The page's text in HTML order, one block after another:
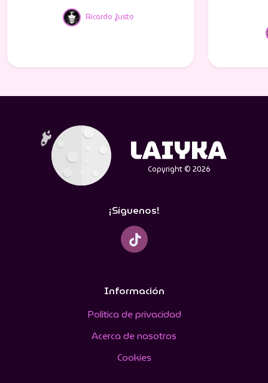
Ricardo Justo
Copyright © 2026
¡Síguenos!
Información
Política de privacidad
Acerca de nosotros
Cookies